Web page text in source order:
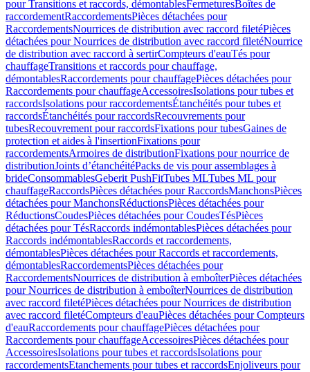
pour Transitions et raccords, démontablesFermeturesBoîtes de
raccordementRaccordementsPièces détachées pour
RaccordementsNourrices de distribution avec raccord filetéPièces
détachées pour Nourrices de distribution avec raccord filetéNourrice
de distribution avec raccord à sertirCompteurs d'eauTés pour
chauffageTransitions et raccords pour chauffage,
démontablesRaccordements pour chauffagePièces détachées pour
Raccordements pour chauffageAccessoiresIsolations pour tubes et
raccordsIsolations pour raccordementsÉtanchéités pour tubes et
raccordsÉtanchéités pour raccordsRecouvrements pour
tubesRecouvrement pour raccordsFixations pour tubesGaines de
protection et aides à l'insertionFixations pour
raccordementsArmoires de distributionFixations pour nourrice de
distributionJoints d’étanchéitéPacks de vis pour assemblages à
brideConsommablesGeberit PushFitTubes MLTubes ML pour
chauffageRaccordsPièces détachées pour RaccordsManchonsPièces
détachées pour ManchonsRéductionsPièces détachées pour
RéductionsCoudesPièces détachées pour CoudesTésPièces
détachées pour TésRaccords indémontablesPièces détachées pour
Raccords indémontablesRaccords et raccordements,
démontablesPièces détachées pour Raccords et raccordements,
démontablesRaccordementsPièces détachées pour
RaccordementsNourrices de distribution à emboîterPièces détachées
pour Nourrices de distribution à emboîterNourrices de distribution
avec raccord filetéPièces détachées pour Nourrices de distribution
avec raccord filetéCompteurs d'eauPièces détachées pour Compteurs
d'eauRaccordements pour chauffagePièces détachées pour
Raccordements pour chauffageAccessoiresPièces détachées pour
AccessoiresIsolations pour tubes et raccordsIsolations pour
raccordementsEtanchements pour tubes et raccordsEnjoliveurs pour